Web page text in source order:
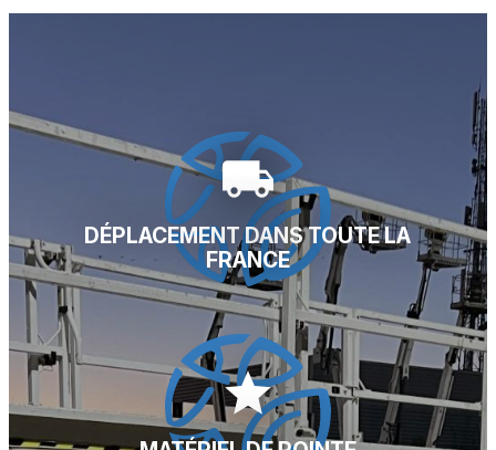
local_shipping
DÉPLACEMENT DANS TOUTE LA
FRANCE
star